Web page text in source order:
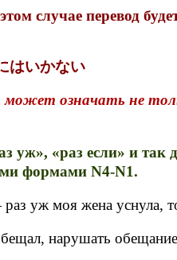
случае перевод
はいかない
означать не
«раз если» и
формами N4-N1.
уж моя жена уснула,
нарушать обещание